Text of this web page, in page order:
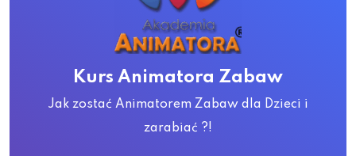
Kurs Animatora Zabaw
Jak zostać Animatorem Zabaw dla Dzieci i
zarabiać ?!